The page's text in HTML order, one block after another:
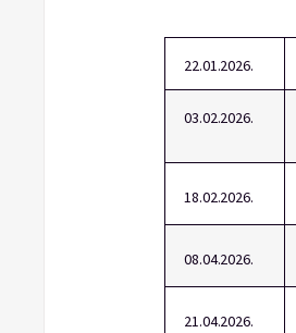
22.01.2026.
03.02.2026.
18.02.2026.
08.04.2026.
21.04.2026.